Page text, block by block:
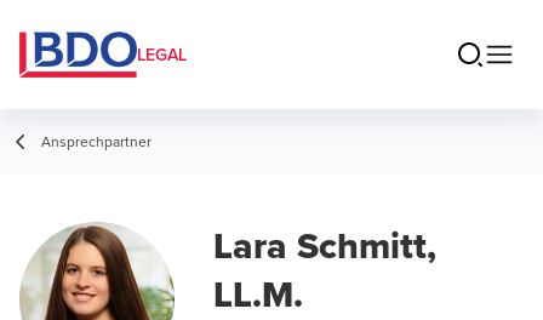
LEGAL
Ansprechpartner
Lara Schmitt,
LL.M.